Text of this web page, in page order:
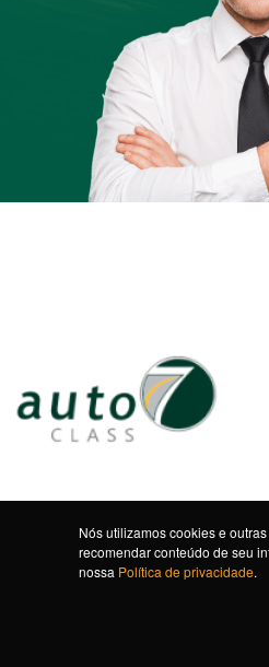
Nós utilizamos cookies e
recomendar conteúdo de seu
nossa Política de privacidade.